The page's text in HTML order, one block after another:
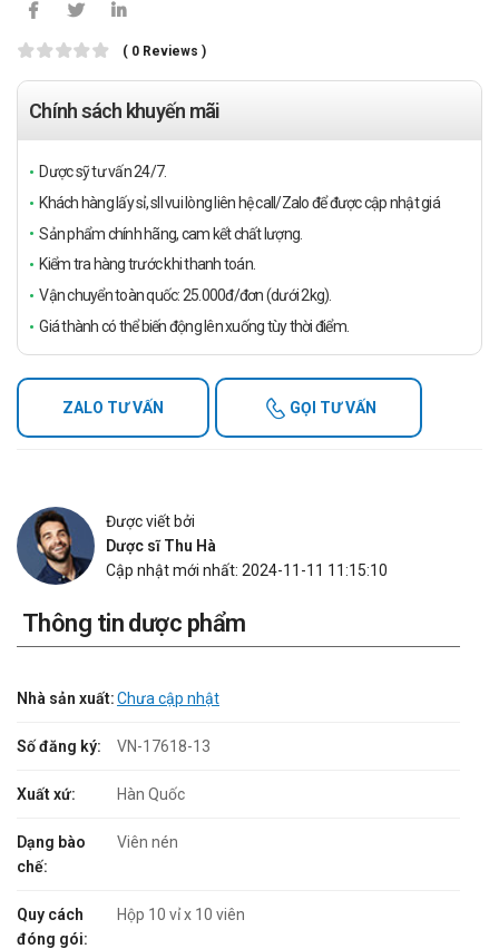
( 0 Reviews )
Chính sách khuyến mãi
Dược sỹ tư vấn 24/7.
Khách hàng lấy sỉ, sll vui lòng liên hệ call/Zalo để được cập nhật giá
Sản phẩm chính hãng, cam kết chất lượng.
Kiểm tra hàng trước khi thanh toán.
Vận chuyển toàn quốc: 25.000đ/đơn (dưới 2kg).
Giá thành có thể biến động lên xuống tùy thời điểm.
ZALO TƯ VẤN GỌI TƯ VẤN
Được viết bởi
Dược sĩ Thu Hà
Cập nhật mới nhất: 2024-11-11 11:15:10
Thông tin dược phẩm
Nhà sản xuất:Chưa cập nhật
Số đăng ký: VN-17618-13
Xuất xứ: Hàn Quốc
Dạng bào
chế:
Viên nén
Quy cách
đóng gói:
Hộp 10 vỉ x 10 viên